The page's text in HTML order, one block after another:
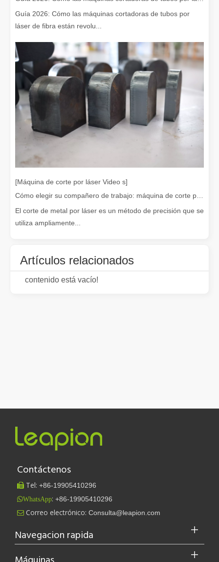
¡Nuestros socios internacionales viajaron miles de kilómetros para visitar nuestra fábrica y presenciar la magia de la tecnología de corte por láser!
¡Nuestros socios internacionales viajaron miles de millas para
Guía 2026: Cómo las máquinas cortadoras de tubos por
láser de fibra están revolu...
[Máquina de corte por láser Video s]
El corte de metal por láser es un método de precisión que se
utiliza ampliamente...
Artículos relacionados
contenido está vacío!
Contáctenos
 Tel: +86-19905410296
WhatsApp: +86-19905410296
 Correo electrónico: Consulta@leapion.com
Navegacion rapida
Máquinas